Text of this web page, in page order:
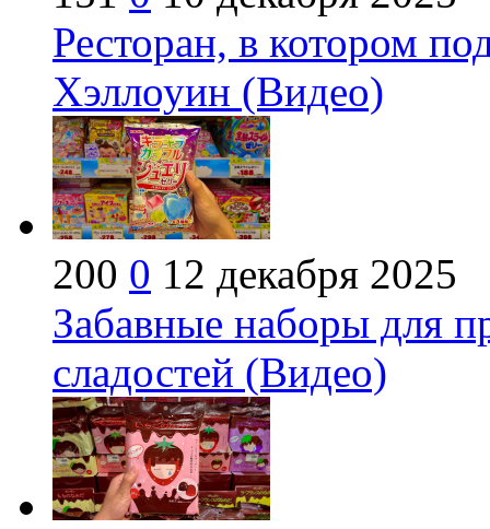
Ресторан, в котором
Хэллоуин (Видео)
200 0 12 декабря 2025
Забавные наборы для
сладостей (Видео)